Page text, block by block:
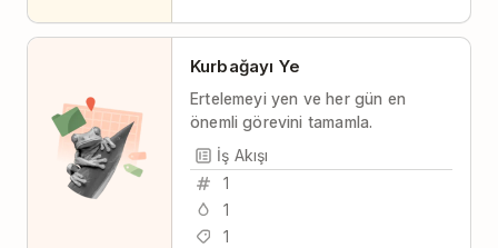
Kurbağayı Ye
Ertelemeyi yen ve her gün en
önemli görevini tamamla.
İş Akışı
1
1
1